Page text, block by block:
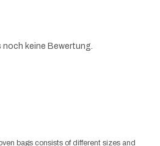
noch keine Bewertung.
bags consists of different sizes and